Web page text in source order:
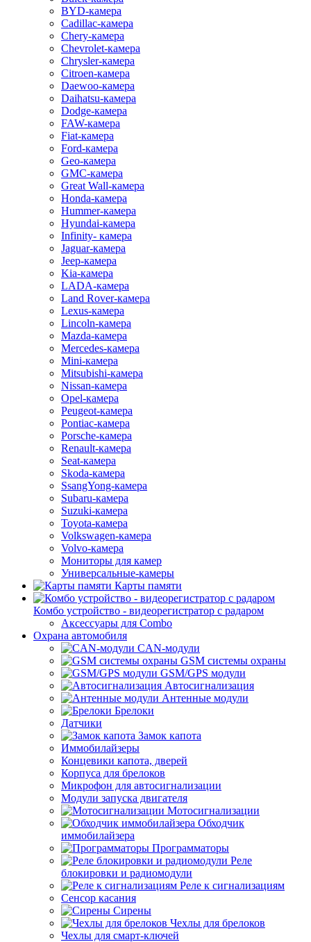
BYD-камера
Cadillac-камера
Chery-камера
Chevrolet-камера
Chrysler-камера
Citroen-камера
Daewoo-камера
Daihatsu-камера
Dodge-камера
FAW-камера
Fiat-камера
Ford-камера
Geo-камера
GMC-камера
Great Wall-камера
Honda-камера
Hummer-камера
Hyundai-камера
Infinity- камера
Jaguar-камера
Jeep-камера
Kia-камера
LADA-камера
Land Rover-камера
Lexus-камера
Lincoln-камера
Mazda-камера
Mercedes-камера
Mini-камера
Mitsubishi-камера
Nissan-камера
Opel-камера
Peugeot-камера
Pontiac-камера
Porsche-камера
Renault-камера
Seat-камера
Skoda-камера
SsangYong-камера
Subaru-камера
Suzuki-камера
Toyota-камера
Volkswagen-камера
Volvo-камера
Мониторы для камер
Универсальные-камеры
Карты памяти
Комбо устройство - видеорегистратор с радаром
Аксессуары для Combo
Охрана автомобиля
CAN-модули
GSM системы охраны
GSM/GPS модули
Автосигнализация
Антенные модули
Брелоки
Датчики
Замок капота
Иммобилайзеры
Концевики капота, дверей
Корпуса для брелоков
Микрофон для автосигнализации
Модули запуска двигателя
Мотосигнализации
Обходчик
иммобилайзера
Программаторы
Реле
блокировки и радиомодули
Реле к сигнализациям
Сенсор касания
Сирены
Чехлы для брелоков
Чехлы для смарт-ключей